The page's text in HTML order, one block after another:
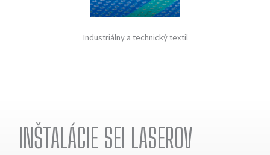
Industriálny a technický textil
INŠTALÁCIE SEI LASEROV